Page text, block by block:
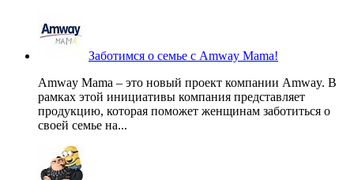
Заботимся о семье с Amway Mama!
Amway Mama – это новый проект компании Amway. В
рамках этой инициативы компания представляет
продукцию, которая поможет женщинам заботиться о
своей семье на...